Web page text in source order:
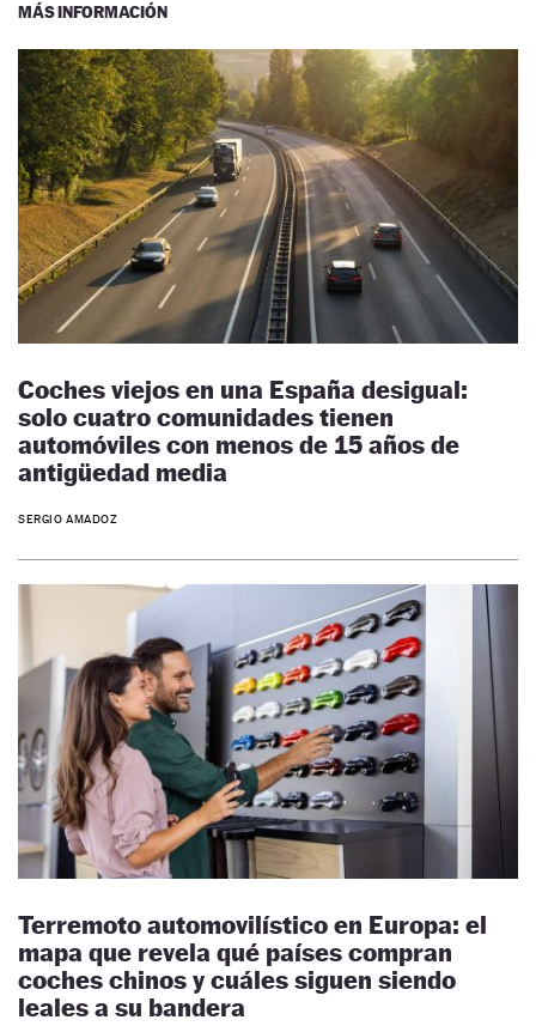
MÁS INFORMACIÓN
Coches viejos en una España desigual:
solo cuatro comunidades tienen
automóviles con menos de 15 años de
antigüedad media
SERGIO AMADOZ
Terremoto automovilístico en Europa: el
mapa que revela qué países compran
coches chinos y cuáles siguen siendo
leales a su bandera